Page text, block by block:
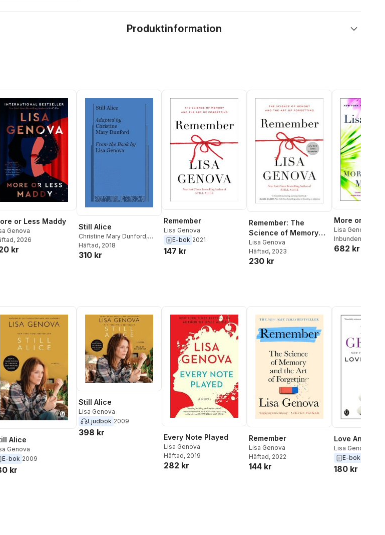
Produktinformation
or Less Maddy
Genova
, 2026
kr
Still Alice
Christine Mary Dunford,
Lisa Genova
Häftad, 2018
310 kr
Remember
Lisa Genova
E-bok 2021
147 kr
Remember: The
Science of Memory
and the Art of
Forgetting
Lisa Genova
Häftad, 2023
230 kr
More or Less
Lisa Genova
Inbunden
682 kr
Alice
Genova
E-bok 2009
kr
Still Alice
Lisa Genova
Ljudbok 2009
398 kr Every Note Played
Lisa Genova
Häftad, 2019
282 kr
Remember
Lisa Genova
Häftad, 2022
144 kr
Love Anthony
Lisa Genova
E-bok
180 kr